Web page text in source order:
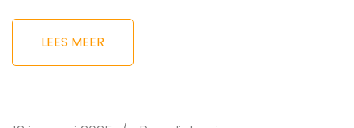
LEES MEER